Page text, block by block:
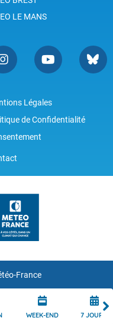
WEEK-END 7 JOURS
LE MANS
Légales
de Confidentialité
France